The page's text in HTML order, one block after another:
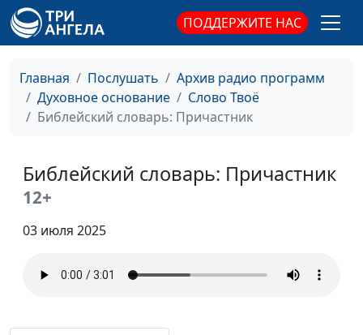
ПОДДЕРЖИТЕ НАС
Главная Послушать
Архив радио программ
Духовное основание
Слово Твоё
Библейский словарь: Причастник
Библейский словарь: Причастник
12+
03 июля 2025
Библейский словарь: Общение
Библейский словарь: Воздержание #191
Библейский словарь: Кротость #190
Библейский словарь: Милосердие
Библейский словарь: Любовь #187
Библейский словарь: Плоды Святого Духа
Библейский словарь: Освящение #184